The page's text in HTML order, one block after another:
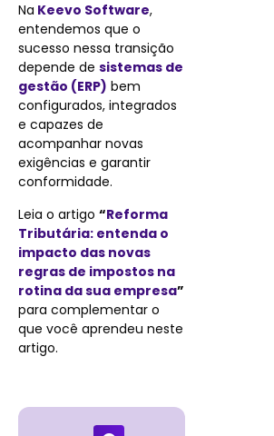
Na Keevo Software,
entendemos que o
sucesso nessa transição
depende de sistemas de
gestão (ERP) bem
configurados, integrados
e capazes de
acompanhar novas
exigências e garantir
conformidade.
Leia o artigo “Reforma
Tributária: entenda o
impacto das novas
regras de impostos na
rotina da sua empresa”
para complementar o
que você aprendeu neste
artigo.